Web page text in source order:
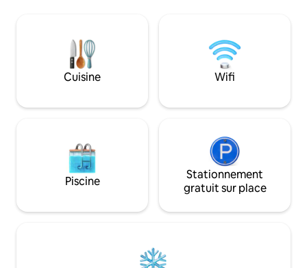
Marchez jusqu'à la gare de West
Richmond, à l'hôpital Epworth et à MCG
WIFI gratuit et Netflix. Télévision
partagée, cuisine, salle de bains, jardin et
j/7 avec caution de 50 $ US Pas
annonce
chambres 2 ou 3.
accès aux
compris la salle
buanderie.
Cuisine Wifi
Piscine
Stationnement
gratuit sur place